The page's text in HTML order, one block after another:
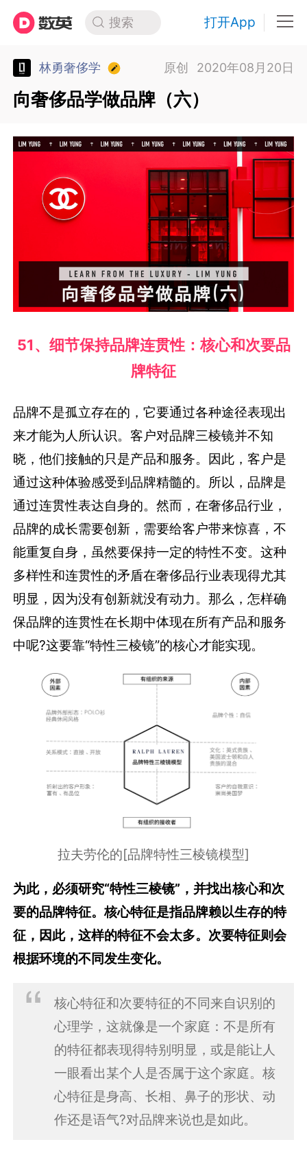
搜索 打开App
林勇奢侈学 原创 2020年08月20日
向奢侈品学做品牌（六）
51、细节保持品牌连贯性：核心和次要品
牌特征
品牌不是孤立存在的，它要通过各种途径表现出
来才能为人所认识。客户对品牌三棱镜并不知
晓，他们接触的只是产品和服务。因此，客户是
通过这种体验感受到品牌精髓的。所以，品牌是
通过连贯性表达自身的。然而，在奢侈品行业，
品牌的成长需要创新，需要给客户带来惊喜，不
能重复自身，虽然要保持一定的特性不变。这种
多样性和连贯性的矛盾在奢侈品行业表现得尤其
明显，因为没有创新就没有动力。那么，怎样确
保品牌的连贯性在长期中体现在所有产品和服务
中呢?这要靠“特性三棱镜”的核心才能实现。
拉夫劳伦的[品牌特性三棱镜模型]
为此，必须研究“特性三棱镜”，并找出核心和次
要的品牌特征。核心特征是指品牌赖以生存的特
征，因此，这样的特征不会太多。次要特征则会
根据环境的不同发生变化。
核心特征和次要特征的不同来自识别的
心理学，这就像是一个家庭：不是所有
的特征都表现得特别明显，或是能让人
一眼看出某个人是否属于这个家庭。核
心特征是身高、长相、鼻子的形状、动
作还是语气?对品牌来说也是如此。